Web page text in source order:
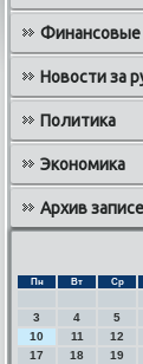
Финансовые
Новости за
Политика
Экономика
Архив
Пн Вт Ср
3
4 5
10
11 12
17
18 19